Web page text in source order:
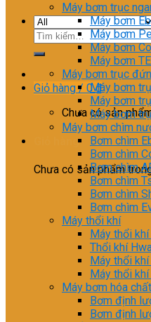
Tìm
Giỏ hàng / 0₫
Chưa có sản
Giỏ hàng
Chưa có sản phẩm
Máy bơm trục
Máy bơm
Máy bơm
Máy bơm
Máy bơm
Máy bơm trục
Máy bơm
Máy bơm
Máy bơm
Máy bơm chìm
Bơm chìm
Bơm chìm
Bơm chìm
Bơm chìm
Bơm chìm
Bơm chìm
Máy thổi khí
Máy thổi
Thổi khí
Máy thổi
Máy thổi
Máy bơm hóa chất
Bơm định
Bơm định